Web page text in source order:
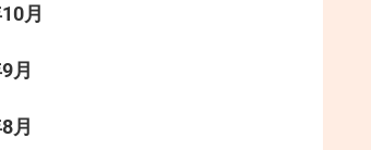
月
月
月